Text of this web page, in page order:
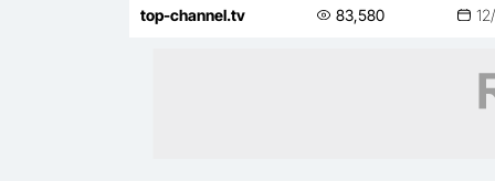
dhë ‘çështja’ Katar
top-channel.tv 83,580